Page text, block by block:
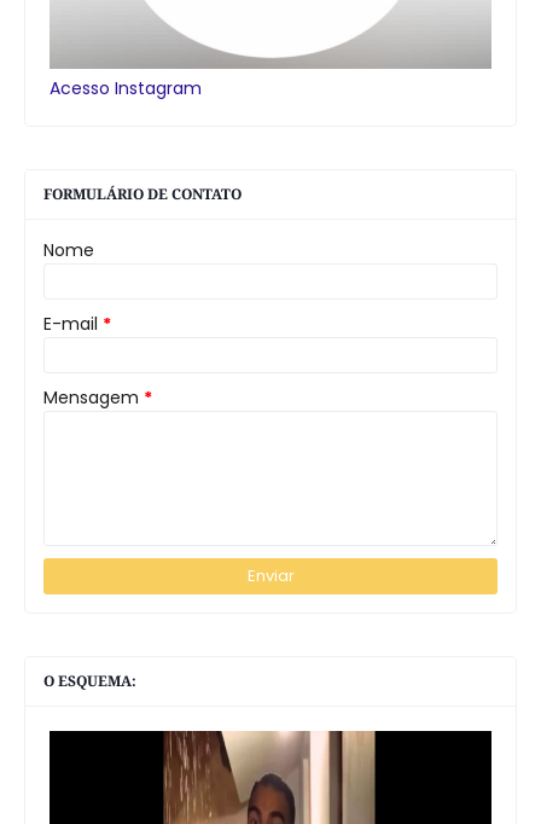
Acesso Instagram
FORMULÁRIO DE CONTATO
Nome
E-mail *
Mensagem *
O ESQUEMA: